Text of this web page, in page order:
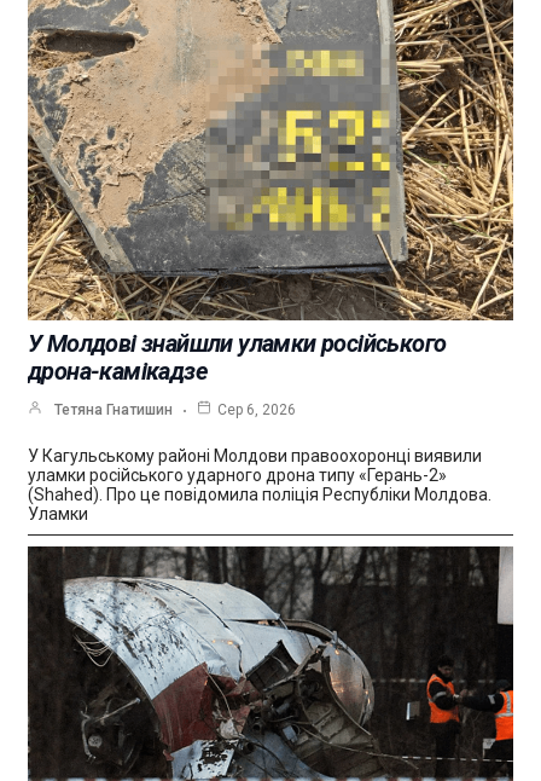
У Молдові знайшли уламки російського
дрона-камікадзе
Тетяна Гнатишин Сер 6, 2026
У Кагульському районі Молдови правоохоронці виявили
уламки російського ударного дрона типу «Герань-2»
(Shahed). Про це повідомила поліція Республіки Молдова.
Уламки